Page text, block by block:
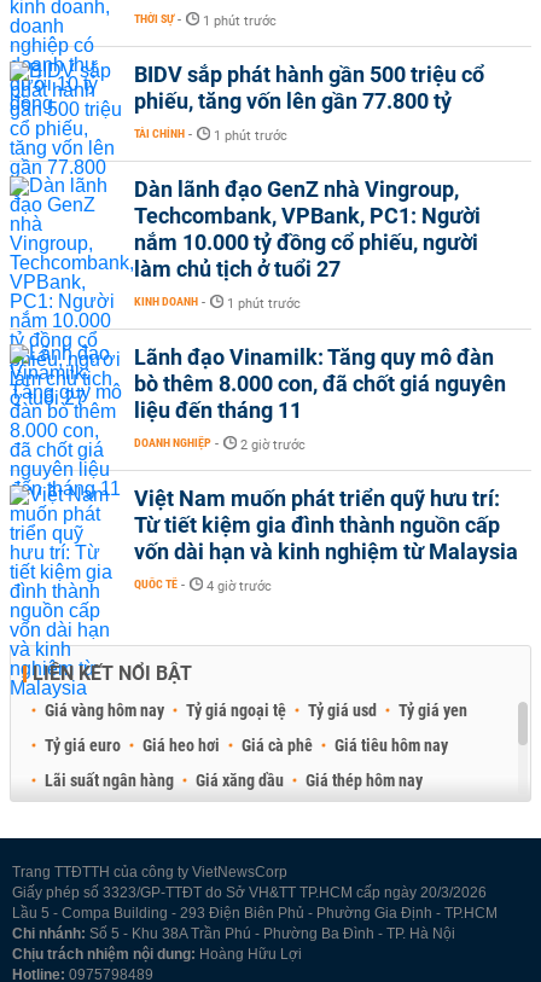
THỜI SỰ - 1 phút trước
BIDV sắp phát hành gần 500 triệu cổ
phiếu, tăng vốn lên gần 77.800 tỷ
TÀI CHÍNH - 1 phút trước
Dàn lãnh đạo GenZ nhà Vingroup,
Techcombank, VPBank, PC1: Người
nắm 10.000 tỷ đồng cổ phiếu, người
làm chủ tịch ở tuổi 27
KINH DOANH - 1 phút trước
Lãnh đạo Vinamilk: Tăng quy mô đàn
bò thêm 8.000 con, đã chốt giá nguyên
liệu đến tháng 11
DOANH NGHIỆP - 2 giờ trước
Việt Nam muốn phát triển quỹ hưu trí:
Từ tiết kiệm gia đình thành nguồn cấp
vốn dài hạn và kinh nghiệm từ Malaysia
QUỐC TẾ - 4 giờ trước
LIÊN KẾT NỔI BẬT
Giá vàng hôm nay Tỷ giá ngoại tệ Tỷ giá usd
Tỷ giá yen
Tỷ giá euro
Giá heo hơi Giá cà phê
Giá tiêu hôm nay
Lãi suất ngân hàng
Giá xăng dầu
Giá thép hôm nay
Trang TTĐTTH của công ty VietNewsCorp
Giấy phép số 3323/GP-TTĐT do Sở VH&TT TP.HCM cấp ngày 20/3/2026
Lầu 5 - Compa Building - 293 Điện Biên Phủ - Phường Gia Định - TP.HCM
Chi nhánh: Số 5 - Khu 38A Trần Phú - Phường Ba Đình - TP. Hà Nội
Chịu trách nhiệm nội dung: Hoàng Hữu Lợi
Hotline: 0975798489